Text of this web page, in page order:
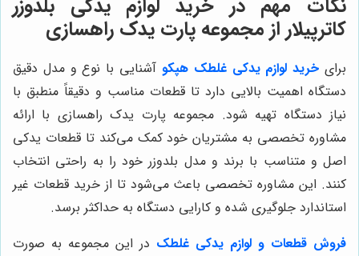
کاترپیلار از مجموعه پارت یدک راهسازی
برای خرید لوازم یدکی غلطک هپکو آشنایی با نوع و مدل دقیق
دستگاه اهمیت بالایی دارد تا قطعات مناسب و دقیقاً منطبق با
نیاز دستگاه تهیه شود. مجموعه پارت یدک راهسازی با ارائه
مشاوره تخصصی به مشتریان خود کمک می‌کند تا قطعات یدکی
اصل و متناسب با برند و مدل بلدوزر خود را به راحتی انتخاب
کنند. این مشاوره تخصصی باعث می‌شود تا از خرید قطعات غیر
استاندارد جلوگیری شده و کارایی دستگاه به حداکثر برسد.
فروش قطعات و لوازم یدکی غلطک در این مجموعه به صورت